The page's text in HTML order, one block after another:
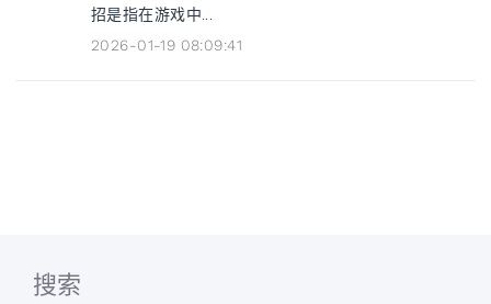
招是指在游戏中...
2026-01-19 08:09:41
搜索